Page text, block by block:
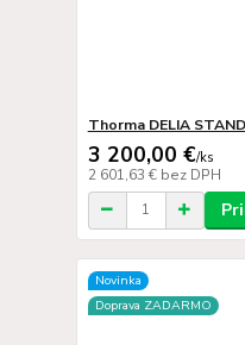
Thorma DELIA
3 200,00 €/ks
2 601,63 € bez DPH
Novinka
Doprava ZADARMO